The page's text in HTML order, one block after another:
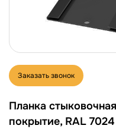
Заказать звонок
Планка
покрытие, RAL